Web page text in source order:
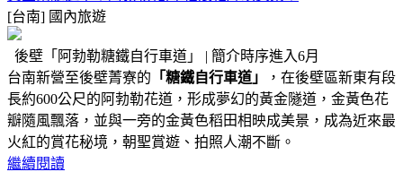
[台南] 國內旅遊
後壁「阿勃勒糖鐵自行車道」 | 簡介時序進入6月
台南新營至後壁菁寮的 「糖鐵自行車道」
，在後壁區新東有段
長約600公尺的阿勃勒花道，形成夢幻的黃金隧道，金黃色花
瓣隨風飄落，並與一旁的金黃色稻田相映成美景，成為近來最
火紅的賞花秘境，朝聖賞遊、拍照人潮不斷。
繼續閱讀